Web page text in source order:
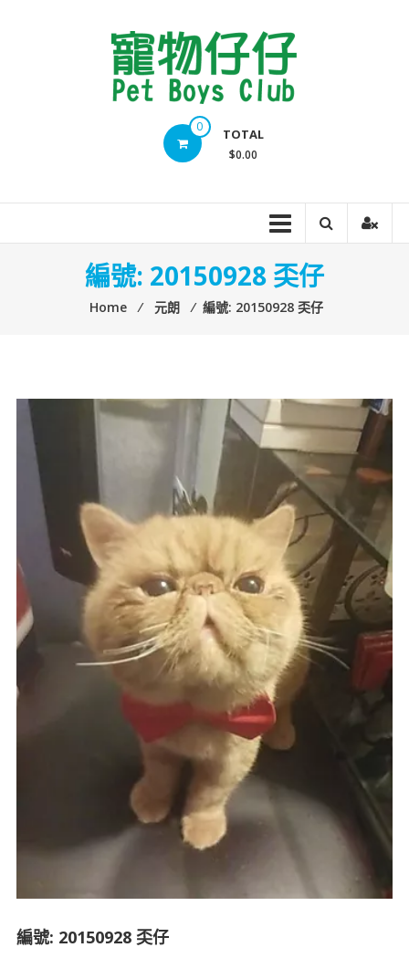
0 TOTAL
$0.00
編號: 20150928 奀仔
Home ⁄ 元朗 ⁄ 編號: 20150928 奀仔
編號: 20150928 奀仔